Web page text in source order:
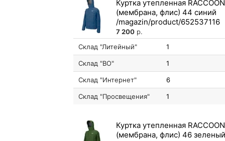
Куртка утепленная RACCOON
(мембрана, флис) 44 синий
7 200 р.
Склад "Литейный"
1
Склад "ВО" 1
Склад "Интернет" 6
Склад "Просвещения" 1
Куртка утепленная RACCOON
(мембрана, флис) 46 зеленый